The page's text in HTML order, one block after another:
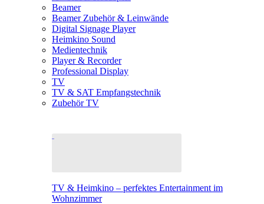
Beamer
Beamer Zubehör & Leinwände
Digital Signage Player
Heimkino Sound
Medientechnik
Player & Recorder
Professional Display
TV
TV & SAT Empfangstechnik
Zubehör TV
TV & Heimkino – perfektes Entertainment im
Wohnzimmer